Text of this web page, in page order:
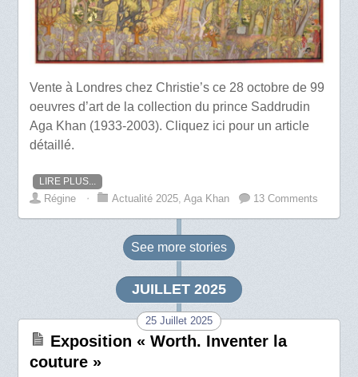
Vente à Londres chez Christie’s ce 28 octobre de 99
oeuvres d’art de la collection du prince Saddrudin
Aga Khan (1933-2003). Cliquez ici pour un article
détaillé.
LIRE PLUS...
Régine ⋅ Actualité 2025 ,Aga Khan 13 Comments
See more stories
JUILLET 2025
25 Juillet 2025
Exposition « Worth. Inventer la
couture »